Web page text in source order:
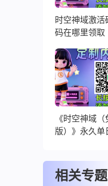
时空神域激
码在哪里领取
《时空神域
版）》永久单
相关专题